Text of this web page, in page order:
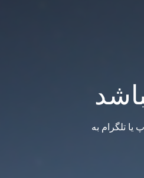
تلگرام به